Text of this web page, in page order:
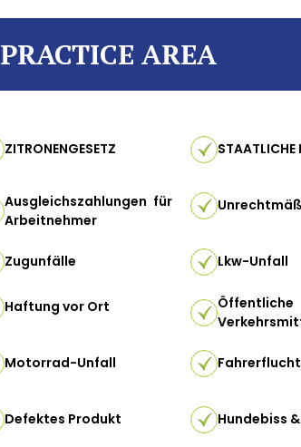
PRACTICE AREA
ZITRONENGESETZ STAATLICHE
Ausgleichszahlungen für
Arbeitnehmer
Zugunfälle Lkw-Unfall
Haftung vor Ort
Öffentliche
Motorrad-Unfall Fahrerflucht
Defektes Produkt Hundebiss